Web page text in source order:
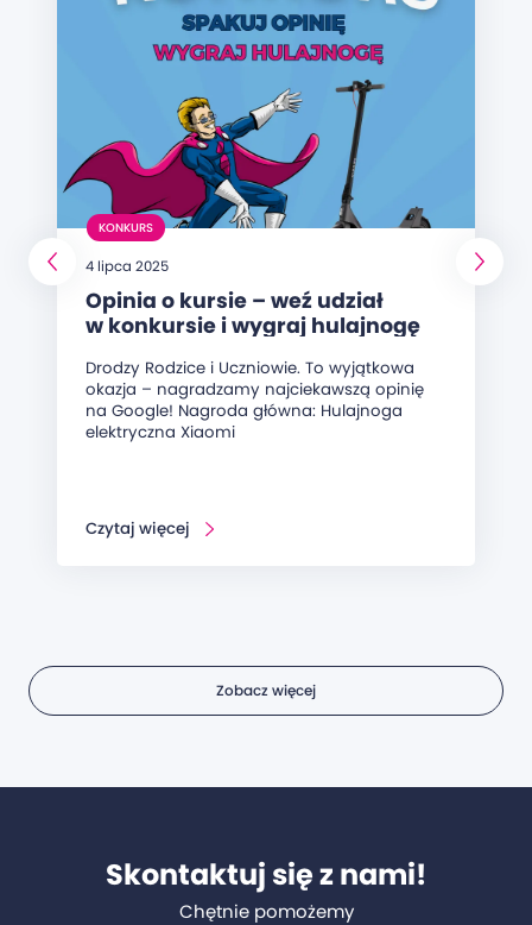
KONKURS
4 lipca 2025
Opinia o kursie – weź udział
w konkursie i wygraj hulajnogę
Drodzy Rodzice i Uczniowie. To wyjątkowa
okazja – nagradzamy najciekawszą opinię
na Google! Nagroda główna: Hulajnoga
elektryczna Xiaomi
Czytaj więcej
Zobacz więcej
Skontaktuj się z nami!
Chętnie pomożemy